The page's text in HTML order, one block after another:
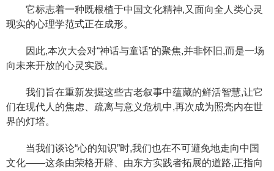
它标志着一种既根植于中国文化精神,又面向全人类心灵
现实的心理学范式正在成形。
因此,本次大会对“神话与童话”的聚焦,并非怀旧,而是一场
向未来开放的心灵实践。
我们旨在重新发掘这些古老叙事中蕴藏的鲜活智慧,让它
们在现代人的焦虑、疏离与意义危机中,再次成为照亮内在世
界的灯塔。
当我们谈论“心的知识”时,我们也在不可避免地走向中国
文化——这条由荣格开辟、由东方实践者拓展的道路,正指向